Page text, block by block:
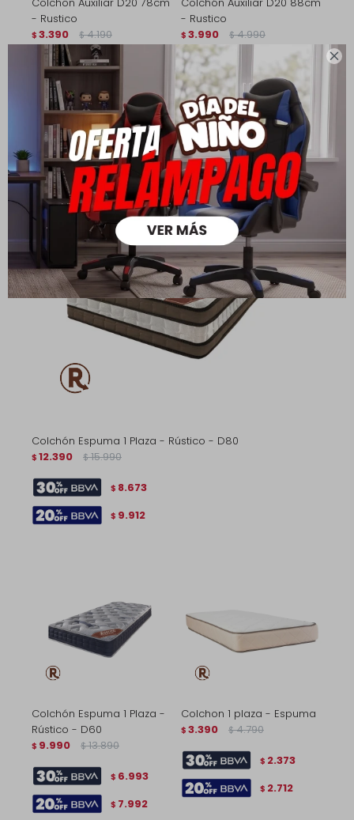

- Rustico
$ 3.390 $ 4.190
$2.373
2.712
- Rustico
$ 3.990 $ 4.990
$3.192
Colchón Espuma 1 Plaza - Rústico - D80
$ 12.390 $ 15.990
$ 8.673
$ 9.912
Colchón Espuma 1 Plaza -
Rústico - D60
$ 9.990 $ 13.890
$ 6.993
$ 7.992
Colchon 1 plaza - Espuma
$ 3.390 $ 4.790
$ 2.373
$ 2.712